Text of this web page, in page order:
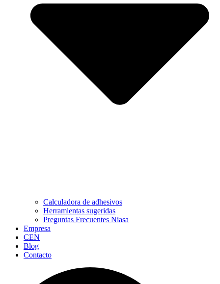
Calculadora de adhesivos
Herramientas sugeridas
Preguntas Frecuentes Niasa
Empresa
CEN
Blog
Contacto